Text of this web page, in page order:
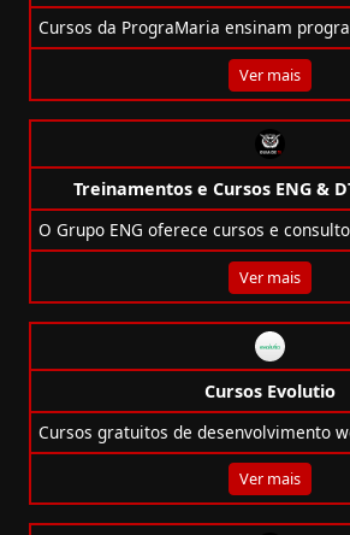
Ver mais
Treinamentos e Cursos ENG &
Ver mais
Cursos Evolutio
Ver mais